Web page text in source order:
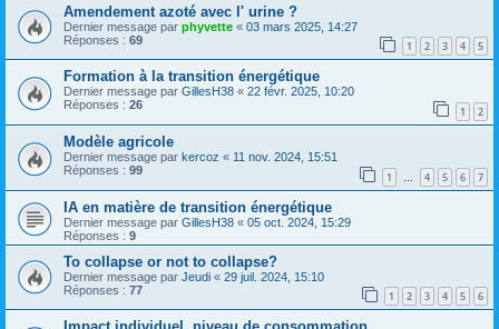
Amendement azoté avec l' urine ?
Dernier message par phyvette « 03 mars 2025, 14:27
Réponses : 69 1 2 3 4 5
Formation à la transition énergétique
Dernier message par GillesH38 « 22 févr. 2025, 10:20
Réponses : 26 1 2
Modèle agricole
Dernier message par kercoz « 11 nov. 2024, 15:51
Réponses : 99 1 … 4 5 6 7
IA en matière de transition énergétique
Dernier message par GillesH38 « 05 oct. 2024, 15:29
Réponses : 9
To collapse or not to collapse?
Dernier message par Jeudi « 29 juil. 2024, 15:10
Réponses : 77 1 2 3 4 5 6